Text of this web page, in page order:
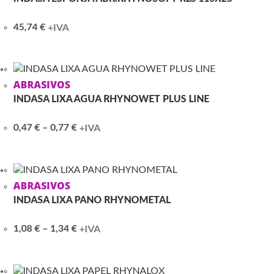
45,74€ +IVA
ABRASIVOS
INDASA LIXA AGUA RHYNOWET PLUS LINE
0,47€ – 0,77€Price
through
+IVA
ABRASIVOS
INDASA LIXA PANO RHYNOMETAL
1,08€ – 1,34€Price
through
+IVA